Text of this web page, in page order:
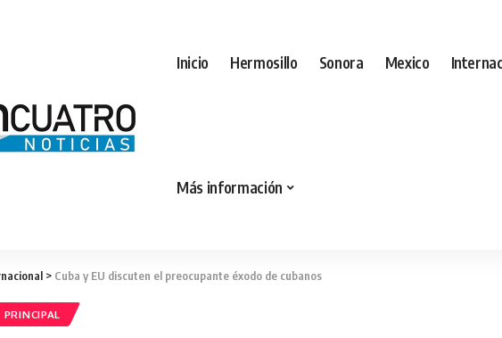
Inicio Hermosillo Sonora Mexico
Más información
> Cuba y EU discuten el preocupante éxodo de cubanos
PRINCIPAL